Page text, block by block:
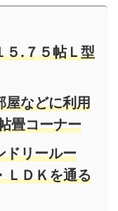
.７５帖Ｌ型
などに利用
畳コーナー
ドリールー
ＬＤＫを通る